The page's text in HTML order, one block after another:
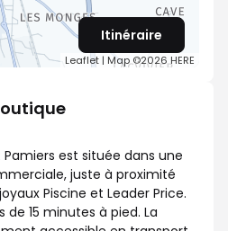
Leaflet | Map ©2026 HERE
Itinéraire
Pamiers est située dans une
juste à proximité
Piscine et Leader Price.
de 15 minutes à pied. La